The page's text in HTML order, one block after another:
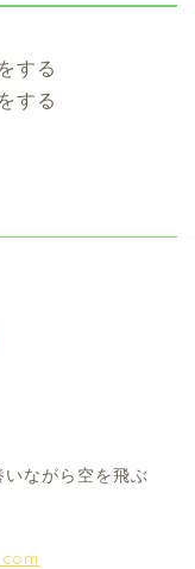
する
する
ながら空を飛ぶ